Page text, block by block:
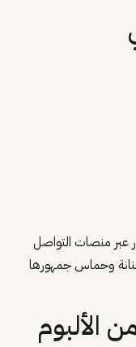
عبر منصات التواصل
وحماس جمهورها
الألبوم